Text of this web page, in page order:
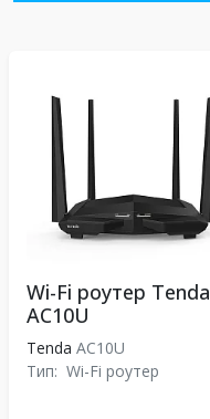
Wi-Fi роутер Tenda
AC10U
Tenda AC10U
Тип: Wi-Fi роутер